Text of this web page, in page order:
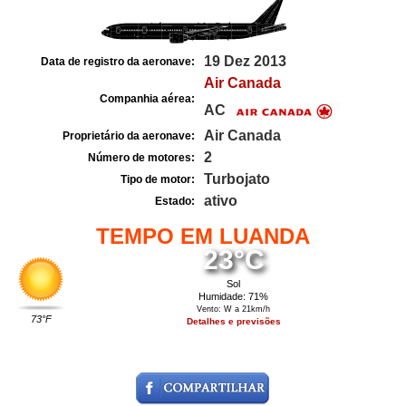
Data de registro da aeronave: 19 Dez 2013
Companhia aérea:
Air Canada
AC
Proprietário da aeronave: Air Canada
Número de motores: 2
Tipo de motor: Turbojato
Estado: ativo
TEMPO EM LUANDA
73°F
23°C
Sol
Humidade: 71%
Vento: W a 21km/h
Detalhes e previsões